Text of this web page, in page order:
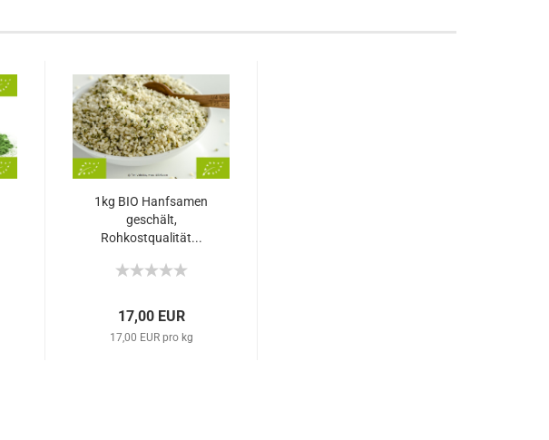
1kg BIO Hanfsamen
geschält,
Rohkostqualität...
17,00 EUR
17,00 EUR pro kg